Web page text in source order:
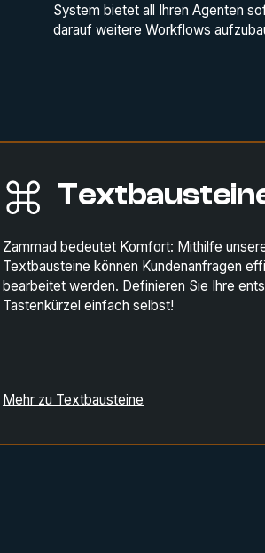
System bietet all Ihren Agenten
darauf weitere Workflows
Zammad bedeutet Komfort: Mithilfe
Textbausteine können Kundenanfragen
bearbeitet werden. Definieren Sie Ihre
Tastenkürzel einfach selbst!
Mehr zu Textbausteine